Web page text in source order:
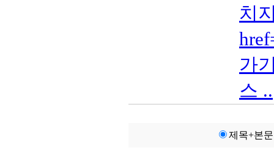
치
가
스 ..
제목+본문